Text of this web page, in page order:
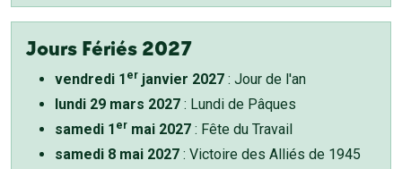
Jours Fériés 2027
vendredi 1 er janvier 2027 : Jour de l'an
lundi 29 mars 2027 : Lundi de Pâques
samedi 1 er mai 2027 : Fête du Travail
samedi 8 mai 2027 : Victoire des Alliés de 1945